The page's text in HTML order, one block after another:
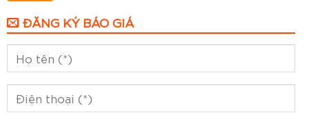
ĐĂNG KÝ BÁO GIÁ